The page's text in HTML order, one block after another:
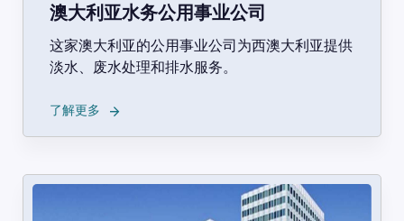
澳大利亚水务公用事业公司
这家澳大利亚的公用事业公司为西澳大利亚提供
淡水、废水处理和排水服务。
了解更多 →